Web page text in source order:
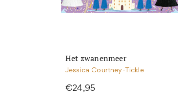
Het zwanenmeer
Jessica Courtney-Tickle
€24,95